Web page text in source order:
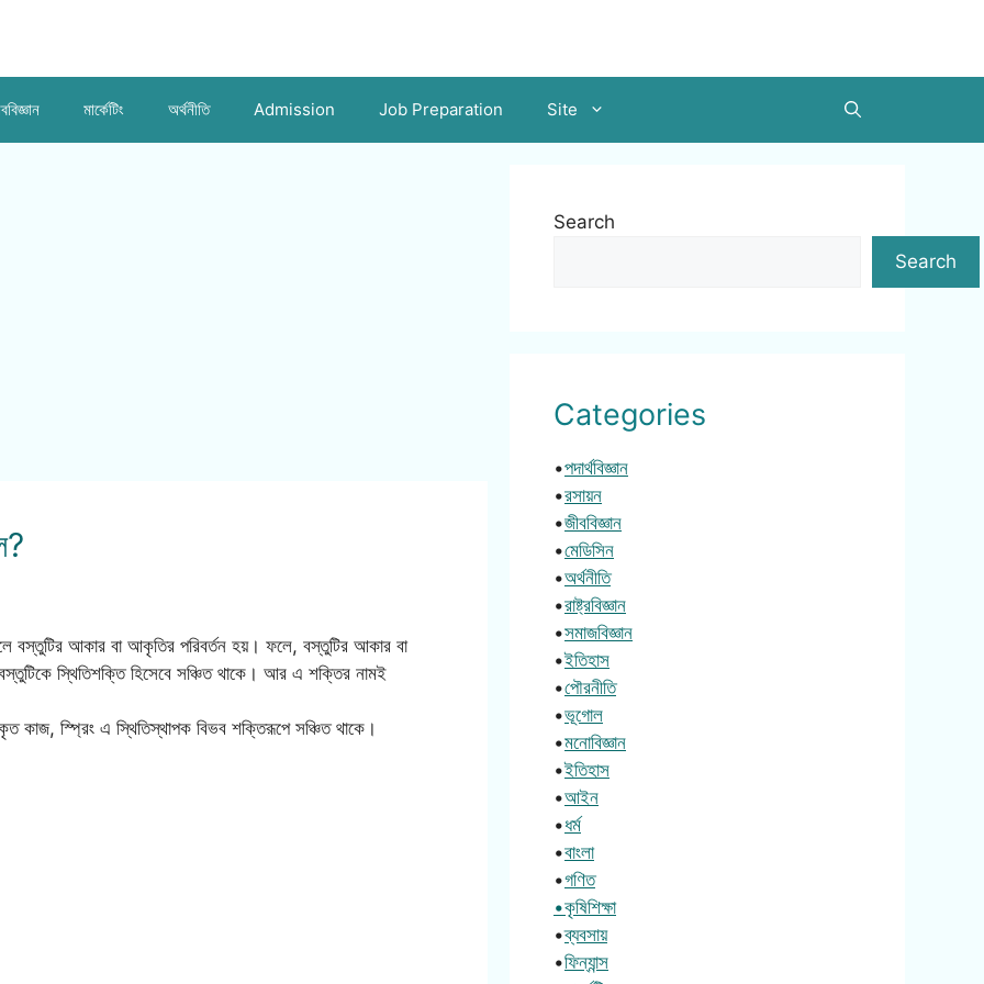
মার্কেটিং অর্থনীতি Admission Job Preparation Site
বস্তুটির আকার বা আকৃতির পরিবর্তন হয়। ফলে, বস্তুটির আকার বা
স্থিতিশক্তি হিসেবে সঞ্চিত থাকে। আর এ শক্তির নামই
কাজ, স্প্রিং এ স্থিতিস্থাপক বিভব শক্তিরূপে সঞ্চিত থাকে।
Search
Search
Categories
•পদার্থবিজ্ঞান
•রসায়ন
•জীববিজ্ঞান
•মেডিসিন
•অর্থনীতি
•রাষ্ট্রবিজ্ঞান
•সমাজবিজ্ঞান
•ইতিহাস
•পৌরনীতি
•ভূগোল
•মনোবিজ্ঞান
•ইতিহাস
•আইন
•ধর্ম
•বাংলা
•গণিত
•কৃষিশিক্ষা
•ব্যবসায়
•ফিন্যান্স